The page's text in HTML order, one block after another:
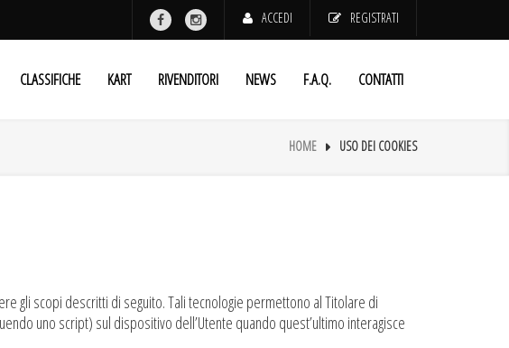
ACCEDI REGISTRATI
CLASSIFICHE KART RIVENDITORI NEWS F.A.Q. CONTATTI
HOME USO DEI COOKIES
gli scopi descritti di seguito. Tali tecnologie permettono al Titolare di
uno script) sul dispositivo dell’Utente quando quest’ultimo interagisce